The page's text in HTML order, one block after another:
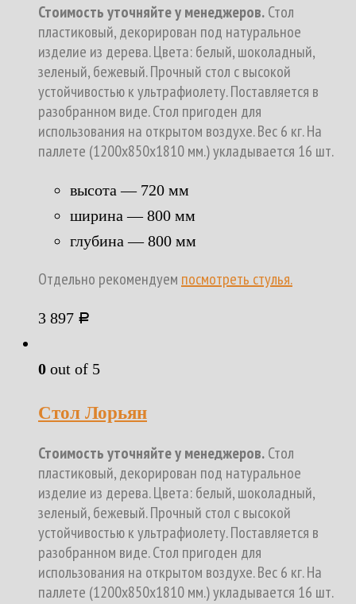
Стоимость уточняйте у менеджеров.Стол
пластиковый, декорирован под натуральное
изделие из дерева. Цвета: белый, шоколадный,
зеленый, бежевый. Прочный стол с высокой
устойчивостью к ультрафиолету. Поставляется в
разобранном виде. Стол пригоден для
использования на открытом воздухе. Вес 6 кг. На
паллете (1200х850х1810 мм.) укладывается 16 шт.
высота — 720 мм
ширина — 800 мм
глубина — 800 мм
Отдельно рекомендуем посмотреть стулья.
3 897 Р
0 out of 5
Стол Лорьян
Стоимость уточняйте у менеджеров.Стол
пластиковый, декорирован под натуральное
изделие из дерева. Цвета: белый, шоколадный,
зеленый, бежевый. Прочный стол с высокой
устойчивостью к ультрафиолету. Поставляется в
разобранном виде. Стол пригоден для
использования на открытом воздухе. Вес 6 кг. На
паллете (1200х850х1810 мм.) укладывается 16 шт.